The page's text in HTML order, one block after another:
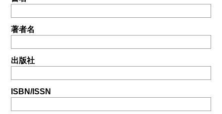
著者名
出版社
ISBN/ISSN